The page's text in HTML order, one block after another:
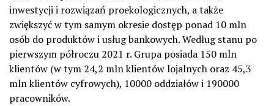
inwestycji i rozwiązań proekologicznych, a także
zwiększyć w tym samym okresie dostęp ponad 10 mln
osób do produktów i usług bankowych. Według stanu po
pierwszym półroczu 2021 r. Grupa posiada 150 mln
klientów (w tym 24,2 mln klientów lojalnych oraz 45,3
mln klientów cyfrowych), 10000 oddziałów i 190000
pracowników.